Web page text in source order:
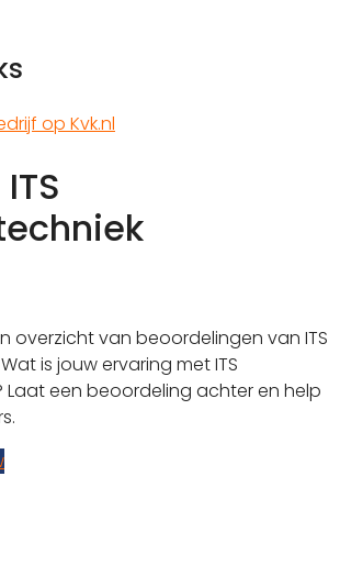
op Kvk.nl
overzicht van beoordelingen van ITS
is jouw ervaring met ITS
Laat een beoordeling achter en help